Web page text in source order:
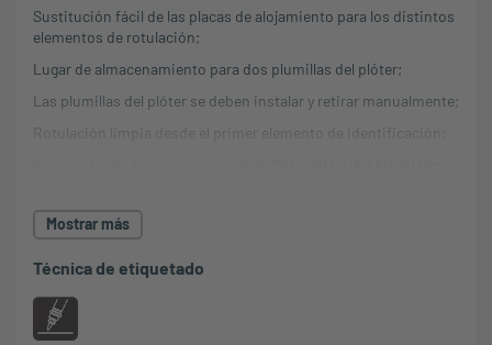
Sustitución fácil de las placas de alojamiento para los distintos
elementos de rotulación;
Lugar de almacenamiento para dos plumillas del plóter;
Las plumillas del plóter se deben instalar y retirar manualmente;
Rotulación limpia desde el primer elemento de identificación;
Lenguaje de instrucciones: HPGL;
Opcionalmente utilizable:
mp-PM Sistema de plóter Basic
Mostrar más
Técnica de etiquetado